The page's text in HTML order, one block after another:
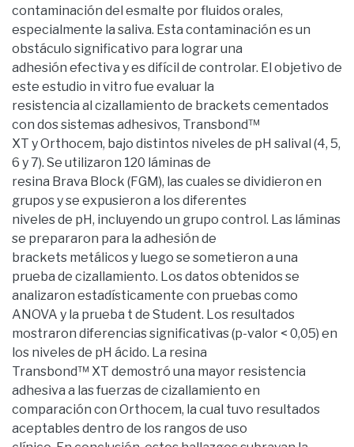
contaminación del esmalte por fluidos orales,
especialmente la saliva. Esta contaminación es un
obstáculo significativo para lograr una
adhesión efectiva y es difícil de controlar. El objetivo de
este estudio in vitro fue evaluar la
resistencia al cizallamiento de brackets cementados
con dos sistemas adhesivos, Transbond™
XT y Orthocem, bajo distintos niveles de pH salival (4, 5,
6 y 7). Se utilizaron 120 láminas de
resina Brava Block (FGM), las cuales se dividieron en
grupos y se expusieron a los diferentes
niveles de pH, incluyendo un grupo control. Las láminas
se prepararon para la adhesión de
brackets metálicos y luego se sometieron a una
prueba de cizallamiento. Los datos obtenidos se
analizaron estadísticamente con pruebas como
ANOVA y la prueba t de Student. Los resultados
mostraron diferencias significativas (p-valor < 0,05) en
los niveles de pH ácido. La resina
Transbond™ XT demostró una mayor resistencia
adhesiva a las fuerzas de cizallamiento en
comparación con Orthocem, la cual tuvo resultados
aceptables dentro de los rangos de uso